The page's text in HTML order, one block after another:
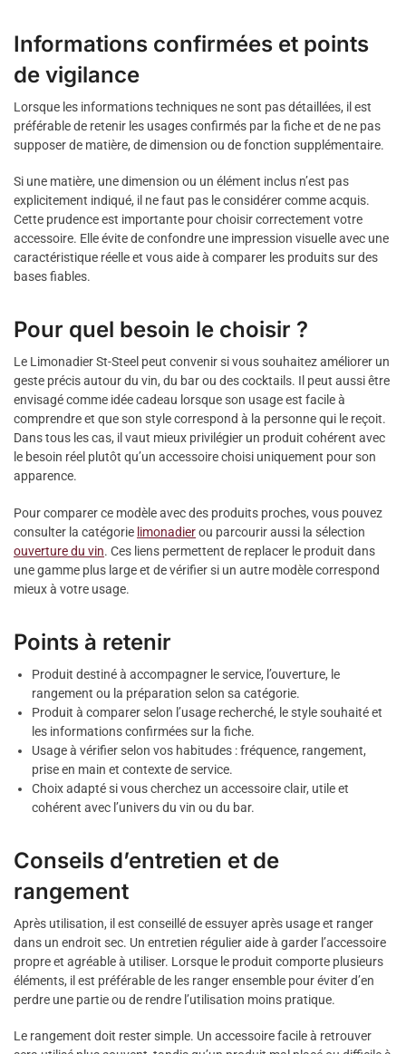
Informations confirmées et points
de vigilance
Lorsque les informations techniques ne sont pas détaillées, il est
préférable de retenir les usages confirmés par la fiche et de ne pas
supposer de matière, de dimension ou de fonction supplémentaire.
Si une matière, une dimension ou un élément inclus n’est pas
explicitement indiqué, il ne faut pas le considérer comme acquis.
Cette prudence est importante pour choisir correctement votre
accessoire. Elle évite de confondre une impression visuelle avec une
caractéristique réelle et vous aide à comparer les produits sur des
bases fiables.
Pour quel besoin le choisir ?
Le Limonadier St-Steel peut convenir si vous souhaitez améliorer un
geste précis autour du vin, du bar ou des cocktails. Il peut aussi être
envisagé comme idée cadeau lorsque son usage est facile à
comprendre et que son style correspond à la personne qui le reçoit.
Dans tous les cas, il vaut mieux privilégier un produit cohérent avec
le besoin réel plutôt qu’un accessoire choisi uniquement pour son
apparence.
Pour comparer ce modèle avec des produits proches, vous pouvez
consulter la catégorie limonadierou parcourir aussi la sélection
ouverture du vin. Ces liens permettent de replacer le produit dans
une gamme plus large et de vérifier si un autre modèle correspond
mieux à votre usage.
Points à retenir
Produit destiné à accompagner le service, l’ouverture, le
rangement ou la préparation selon sa catégorie.
Produit à comparer selon l’usage recherché, le style souhaité et
les informations confirmées sur la fiche.
Usage à vérifier selon vos habitudes : fréquence, rangement,
prise en main et contexte de service.
Choix adapté si vous cherchez un accessoire clair, utile et
cohérent avec l’univers du vin ou du bar.
Conseils d’entretien et de
rangement
Après utilisation, il est conseillé de essuyer après usage et ranger
dans un endroit sec. Un entretien régulier aide à garder l’accessoire
propre et agréable à utiliser. Lorsque le produit comporte plusieurs
éléments, il est préférable de les ranger ensemble pour éviter d’en
perdre une partie ou de rendre l’utilisation moins pratique.
Le rangement doit rester simple. Un accessoire facile à retrouver